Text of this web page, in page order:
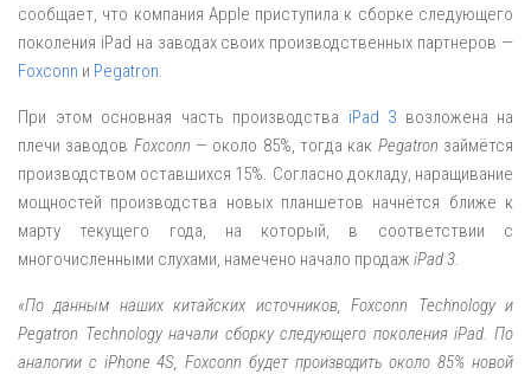
сообщает, что компания Apple приступила к сборке следующего
поколения iPad на заводах своих производственных партнеров —
Foxconn и Pegatron
При этом основная часть производства iPad 3 возложена на
плечи заводов Foxconn — около 85%, тогда как Pegatron займётся
производством оставшихся 15%. Согласно докладу, наращивание
мощностей производства новых планшетов начнётся ближе к
марту текущего года, на который, в соответствии с
многочисленными слухами, намечено начало продаж iPad 3
«По данным наших китайских источников, Foxconn Technology и
Pegatron Technology начали сборку следующего поколения iPad. По
аналогии с iPhone 4S, Foxconn будет производить около 85% новой